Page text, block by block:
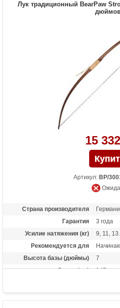
так и
Лук традиционный BearPaw
15
Артикул: BP/
Страна производителя
Гарантия
3 года
Усилие натяжения (кг)
9, 11,
Рекомендуется для
Высота базы (дюймы)
7
Длина (см)
147
метка
Материалы изделия
дерево